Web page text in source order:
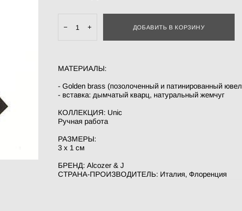
ДОБАВИТЬ В КОРЗИНУ
МАТЕРИАЛЫ:
- Golden brass (позолоченный и патинированный
- вставка: дымчатый кварц, натуральный жемчуг
КОЛЛЕКЦИЯ: Unic
Ручная работа
РАЗМЕРЫ:
3 x 1 см
БРЕНД: Alcozer & J
СТРАНА-ПРОИЗВОДИТЕЛЬ: Италия, Флоренция